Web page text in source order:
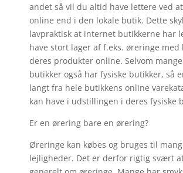
andet så vil du altid have lettere ved
online end i den lokale butik. Dette
lavpraktisk at internet butikkerne har
have stort lager af f.eks. øreringe
deres produkter online. Selvom
butikker også har fysiske butikker, så
langt fra hele butikkens online
kan have i udstillingen i deres fysiske
Er en ørering bare en ørering?
Øreringe kan købes og bruges til
lejligheder. Det er derfor rigtig svært